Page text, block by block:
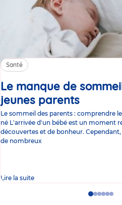
Santé
Le manque de
jeunes parents
Le sommeil des parents : comprendre
né L'arrivée d'un bébé est un moment
découvertes et de bonheur.
de nombreux
Lire la suite
GoGoGoGo
GoGo